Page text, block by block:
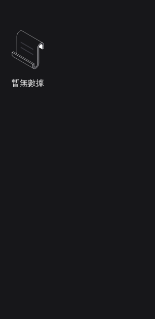
暫無數據